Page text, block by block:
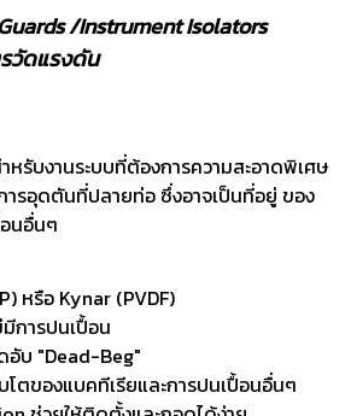
/Instrument Isolators
วัดแรงดัน
หรับงานระบบที่ต้องการความสะอาดพิเศษ
ารอุดตันที่ปลายท่อ ซึ่งอาจเป็นที่อยู่ ของ
นอื่นๆ
หรือ Kynar (PVDF)
การปนเปื้อน
อับ "Dead-Beg"
ตของแบคทีเรียและการปนเปื้อนอื่นๆ